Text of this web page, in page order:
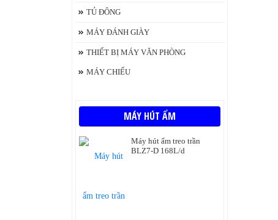
TỦ ĐÔNG
MÁY ĐÁNH GIÀY
THIẾT BỊ MÁY VĂN PHÒNG
MÁY CHIẾU
MÁY HÚT ẨM
Máy hút ẩm treo trần
BLZ7-D 168L/d